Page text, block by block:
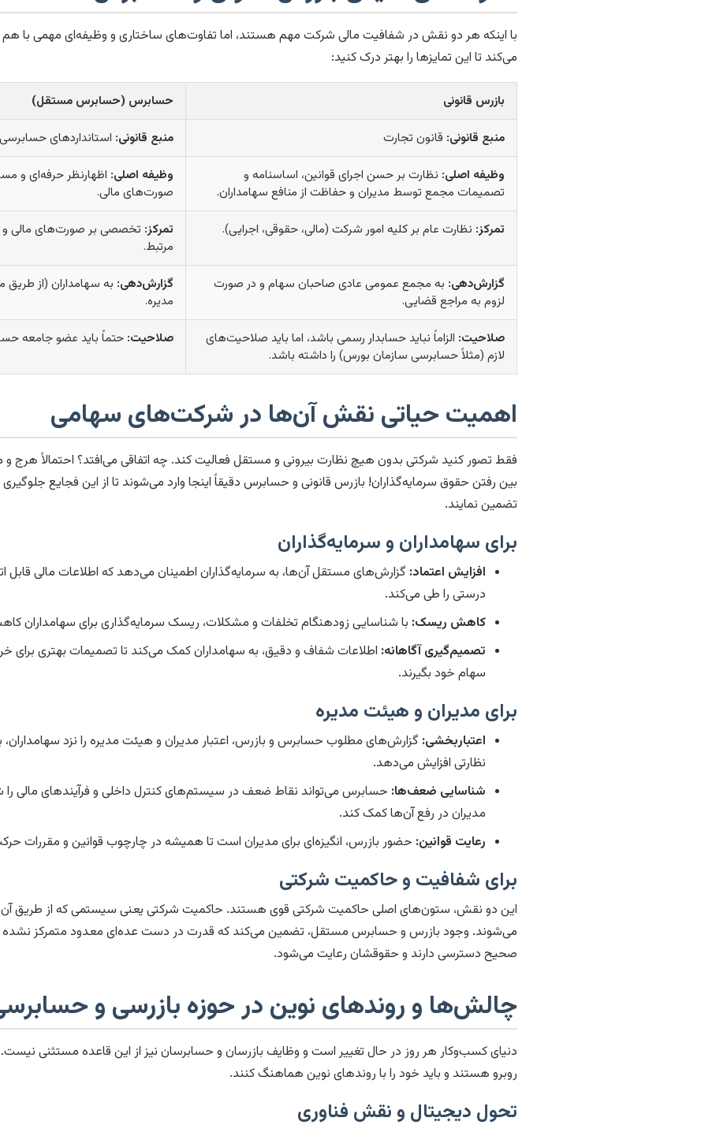
با اینکه هر دو نقش در شفافیت مالی شرکت مهم هستند، اما تفاوت‌های ساختاری و وظیفه‌ای مهمی با
می‌کند تا این تمایزها را بهتر درک کنید:
بازرس قانونی
حسابرس (حسابرس مستقل)
منبع قانونی: قانون تجارت منبع قانونی: استانداردهای حسابرسی،
وظیفه اصلی: نظارت بر حسن اجرای قوانین، اساسنامه و
تصمیمات مجمع توسط مدیران و حفاظت از منافع سهامداران.
وظیفه اصلی: اظهارنظر حرفه‌ای و
صورت‌های مالی.
تمرکز: نظارت عام بر کلیه امور شرکت (مالی، حقوقی، اجرایی). تمرکز: تخصصی بر صورت‌های مالی و
مرتبط.
گزارش‌دهی: به مجمع عمومی عادی صاحبان سهام و در صورت
لزوم به مراجع قضایی.
گزارش‌دهی: به سهامداران (از
مدیره.
صلاحیت: الزاماً نباید حسابدار رسمی باشد، اما باید صلاحیت‌های
لازم (مثلاً حسابرسی سازمان بورس) را داشته باشد.
صلاحیت: حتماً باید عضو جامعه
اهمیت حیاتی نقش آن‌ها در شرکت‌های سهامی
فقط تصور کنید شرکتی بدون هیچ نظارت بیرونی و مستقل فعالیت کند. چه اتفاقی می‌افتد؟ احتمالاً هرج و
بین رفتن حقوق سرمایه‌گذاران! بازرس قانونی و حسابرس دقیقاً اینجا وارد می‌شوند تا از این فجایع
تضمین نمایند.
برای سهامداران و سرمایه‌گذاران
افزایش اعتماد: گزارش‌های مستقل آن‌ها، به سرمایه‌گذاران اطمینان می‌دهد که اطلاعات مالی
درستی را طی می‌کند.
کاهش ریسک: با شناسایی زودهنگام تخلفات و مشکلات، ریسک سرمایه‌گذاری برای سهامداران
تصمیم‌گیری آگاهانه: اطلاعات شفاف و دقیق، به سهامداران کمک می‌کند تا تصمیمات بهتری برای
سهام خود بگیرند.
برای مدیران و هیئت مدیره
اعتباربخشی: گزارش‌های مطلوب حسابرس و بازرس، اعتبار مدیران و هیئت مدیره را نزد سهامداران،
نظارتی افزایش می‌دهد.
شناسایی ضعف‌ها: حسابرس می‌تواند نقاط ضعف در سیستم‌های کنترل داخلی و فرآیندهای مالی را
مدیران در رفع آن‌ها کمک کند.
رعایت قوانین: حضور بازرس، انگیزه‌ای برای مدیران است تا همیشه در چارچوب قوانین و مقررات
برای شفافیت و حاکمیت شرکتی
این دو نقش، ستون‌های اصلی حاکمیت شرکتی قوی هستند. حاکمیت شرکتی یعنی سیستمی که از طریق
می‌شوند. وجود بازرس و حسابرس مستقل، تضمین می‌کند که قدرت در دست عده‌ای معدود متمرکز نشده
صحیح دسترسی دارند و حقوقشان رعایت می‌شود.
چالش‌ها و روند‌های نوین در حوزه بازرسی و
دنیای کسب‌وکار هر روز در حال تغییر است و وظایف بازرسان و حسابرسان نیز از این قاعده مستثنی
روبرو هستند و باید خود را با روندهای نوین هماهنگ کنند.
تحول دیجیتال و نقش فناوری